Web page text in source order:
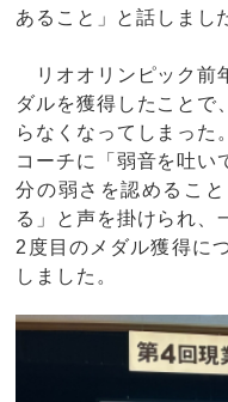
あること」と話しまし
リオオリンピック前
ダルを獲得したことで
らなくなってしまった
コーチに「弱音を吐い
分の弱さを認めるこ
る」と声を掛けられ、
2度目のメダル獲得に
しました。